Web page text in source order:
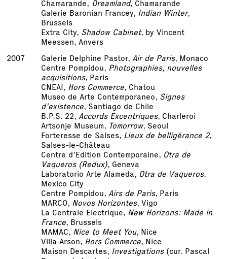
Chamarande, Dreamland, Chamarande
Galerie Baronian Francey, Indian Winter,
Brussels
Extra City, Shadow Cabinet, by Vincent
Meessen, Anvers
2007
Galerie Delphine Pastor,Air de Paris, Monaco
Centre Pompidou, Photographies, nouvelles
acquisitions, Paris
CNEAI, Hors Commerce, Chatou
Museo de Arte Contemporaneo, Signes
d'existence, Santiago de Chile
B.P.S. 22,Accords Excentriques, Charleroi
Artsonje Museum, Tomorrow, Seoul
Forteresse de Salses, Lieux de belligérance 2,
Salses-le-Château
Centre d’Edition Contemporaine, Otra de
Vaqueros (Redux), Geneva
Laboratorio Arte Alameda, Otra de Vaqueros,
Mexico City
Centre Pompidou,Airs de Paris, Paris
MARCO, Novos Horizontes, Vigo
La Centrale Electrique, New Horizons: Made in
France, Brussels
MAMAC, Nice to Meet You, Nice
Villa Arson, Hors Commerce, Nice
Maison Descartes, Investigations(cur. Pascal